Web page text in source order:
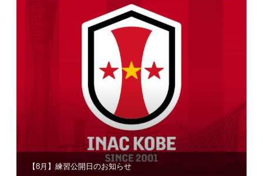
試合
アカデミー
ホームタウン
イベント
チケット
グッズ
サポーターズクラブ
スクール
【8月】練習公開日のお知らせ